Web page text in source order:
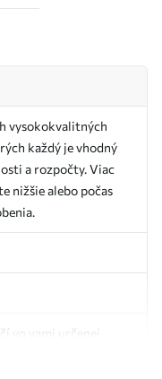
vysokokvalitných
každý je vhodný
a rozpočty. Viac
nižšie alebo počas
vo vami určenej